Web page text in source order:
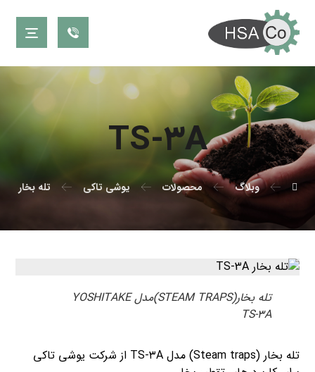
TS-۳A
وبلاگ محصولات یوشی تاکی تله بخار
تله بخار(STEAM TRAPS)مدل YOSHITAKE
TS-۳A
تله بخار (Steam traps) مدل TS-۳A از شرکت یوشی تاکی